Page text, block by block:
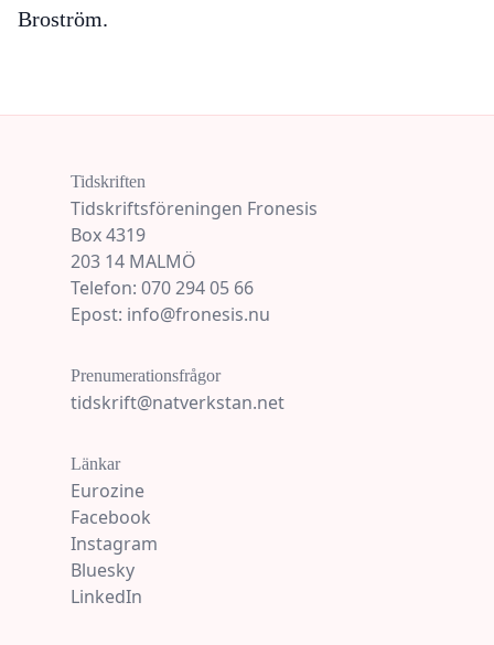
Broström.
Tidskriften
Tidskriftsföreningen Fronesis
Box 4319
203 14 MALMÖ
Telefon: 070 294 05 66
Epost: info@fronesis.nu
Prenumerationsfrågor
tidskrift@natverkstan.net
Länkar
Eurozine
Facebook
Instagram
Bluesky
LinkedIn